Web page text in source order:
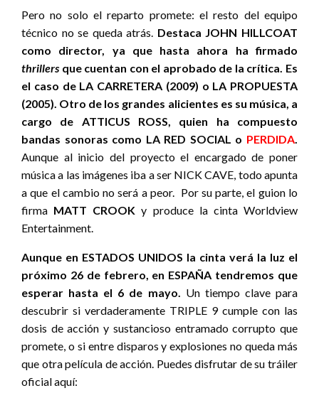
Pero no solo el reparto promete: el resto del equipo
técnico no se queda atrás. Destaca JOHN HILLCOAT
como director, ya que hasta ahora ha firmado
thrillers que cuentan con el aprobado de la crítica. Es
el caso de LA CARRETERA (2009) o LA PROPUESTA
(2005). Otro de los grandes alicientes es su música, a
cargo de ATTICUS ROSS, quien ha compuesto
bandas sonoras como LA RED SOCIAL o PERDIDA.
Aunque al inicio del proyecto el encargado de poner
música a las imágenes iba a ser NICK CAVE, todo apunta
a que el cambio no será a peor. Por su parte, el guion lo
firma MATT CROOK y produce la cinta Worldview
Entertainment.
Aunque en ESTADOS UNIDOS la cinta verá la luz el
próximo 26 de febrero, en ESPAÑA tendremos que
esperar hasta el 6 de mayo. Un tiempo clave para
descubrir si verdaderamente TRIPLE 9 cumple con las
dosis de acción y sustancioso entramado corrupto que
promete, o si entre disparos y explosiones no queda más
que otra película de acción. Puedes disfrutar de su tráiler
oficial aquí: